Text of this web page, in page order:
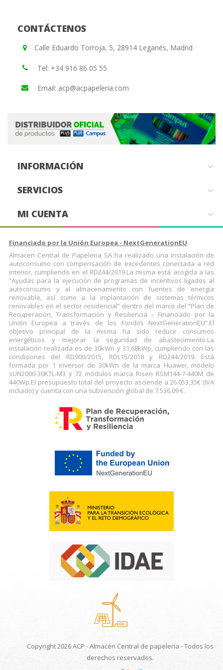
CONTÁCTENOS
Calle Eduardo Torroja, 5, 28914 Leganés, Madrid
Tel: +34 916 86 05 55
Email: acp@acpapeleria.com
INFORMACIÓN 
SERVICIOS 
MI CUENTA 
Financiado por la Unión Europea - NextGenerationEU
Almacen Central de Papeleria SA ha realizado una instalación de
autoconsumo con compensación de excedentes conectada a red
interior, cumpliendo en el RD244/2019.La misma está acogida a las
“Ayudas para la ejecución de programas de incentivos ligados al
autoconsumo y al almacenamiento con fuentes de energía
renovable, así como a la implantación de sistemas térmicos
renovables en el sector residencial” dentro del marco del “Plan de
Recuperación, Transformación y Resiliencia – Financiado por la
Unión Europea a través de los Fondos NextGenerationEU”.El
objetivo principal de la misma ha sido reducir consumos
energéticos y mejorar la seguridad de abastecimiento.La
instalación realizada es de 30kWn y 31,68kWp, cumpliendo con las
condiciones del RD900/2015, RDL15/2018 y RD244/2019. Está
formada por 1 inversor de 30kWn de la marca Huawei, modelo
sUN2000-30KTL-M3 y 72 módulos marca Risen RSM144-7-440M de
440Wp.El presupuesto total del proyecto asciende a 26.053,35€ (IVA
incluido) y cuenta con una subvención global de 7.536,09 €.
Copyright 2026 ACP - Almacén Central de papelería - Todos los
derechos reservados.